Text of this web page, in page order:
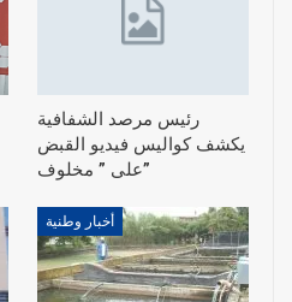
رئيس مرصد الشفافية
يكشف كواليس فيديو القبض
على ” مخلوف”
أخبار وطنية